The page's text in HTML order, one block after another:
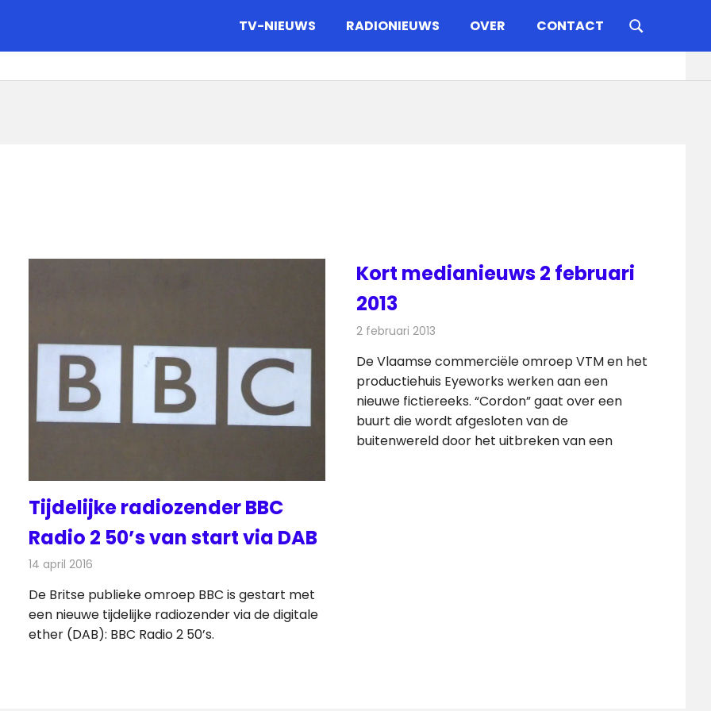
TV-NIEUWS RADIONIEUWS OVER CONTACT
Tijdelijke radiozender BBC
Radio 2 50’s van start via DAB
14 april 2016
De Britse publieke omroep BBC is gestart met
een nieuwe tijdelijke radiozender via de digitale
ether (DAB): BBC Radio 2 50’s.
Kort medianieuws 2 februari
2013
2 februari 2013
De Vlaamse commerciële omroep VTM en het
productiehuis Eyeworks werken aan een
nieuwe fictiereeks. “Cordon” gaat over een
buurt die wordt afgesloten van de
buitenwereld door het uitbreken van een